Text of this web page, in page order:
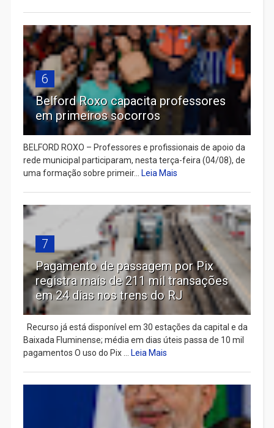
6
Belford Roxo capacita professores
em primeiros socorros
BELFORD ROXO – Professores e profissionais de apoio da
rede municipal participaram, nesta terça-feira (04/08), de
uma formação sobre primeir... Leia Mais
7
Pagamento de passagem por Pix
registra mais de 211 mil transações
em 24 dias nos trens do RJ
Recurso já está disponível em 30 estações da capital e da
Baixada Fluminense; média em dias úteis passa de 10 mil
pagamentos O uso do Pix ... Leia Mais